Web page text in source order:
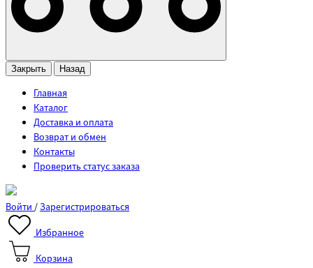
Закрыть Назад
Главная
Каталог
Доставка и оплата
Возврат и обмен
Контакты
Проверить статус заказа
Войти/Зарегистрироваться
Избранное
Корзина